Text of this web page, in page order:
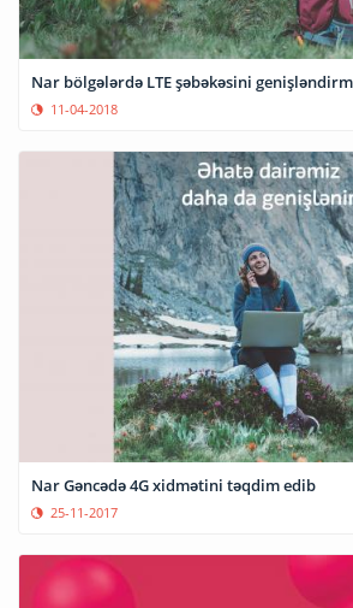
Nar bölgələrdə LTE şəbəkəsini
11-04-2018
Nar Gəncədə 4G xidmətini təqdim edib
25-11-2017